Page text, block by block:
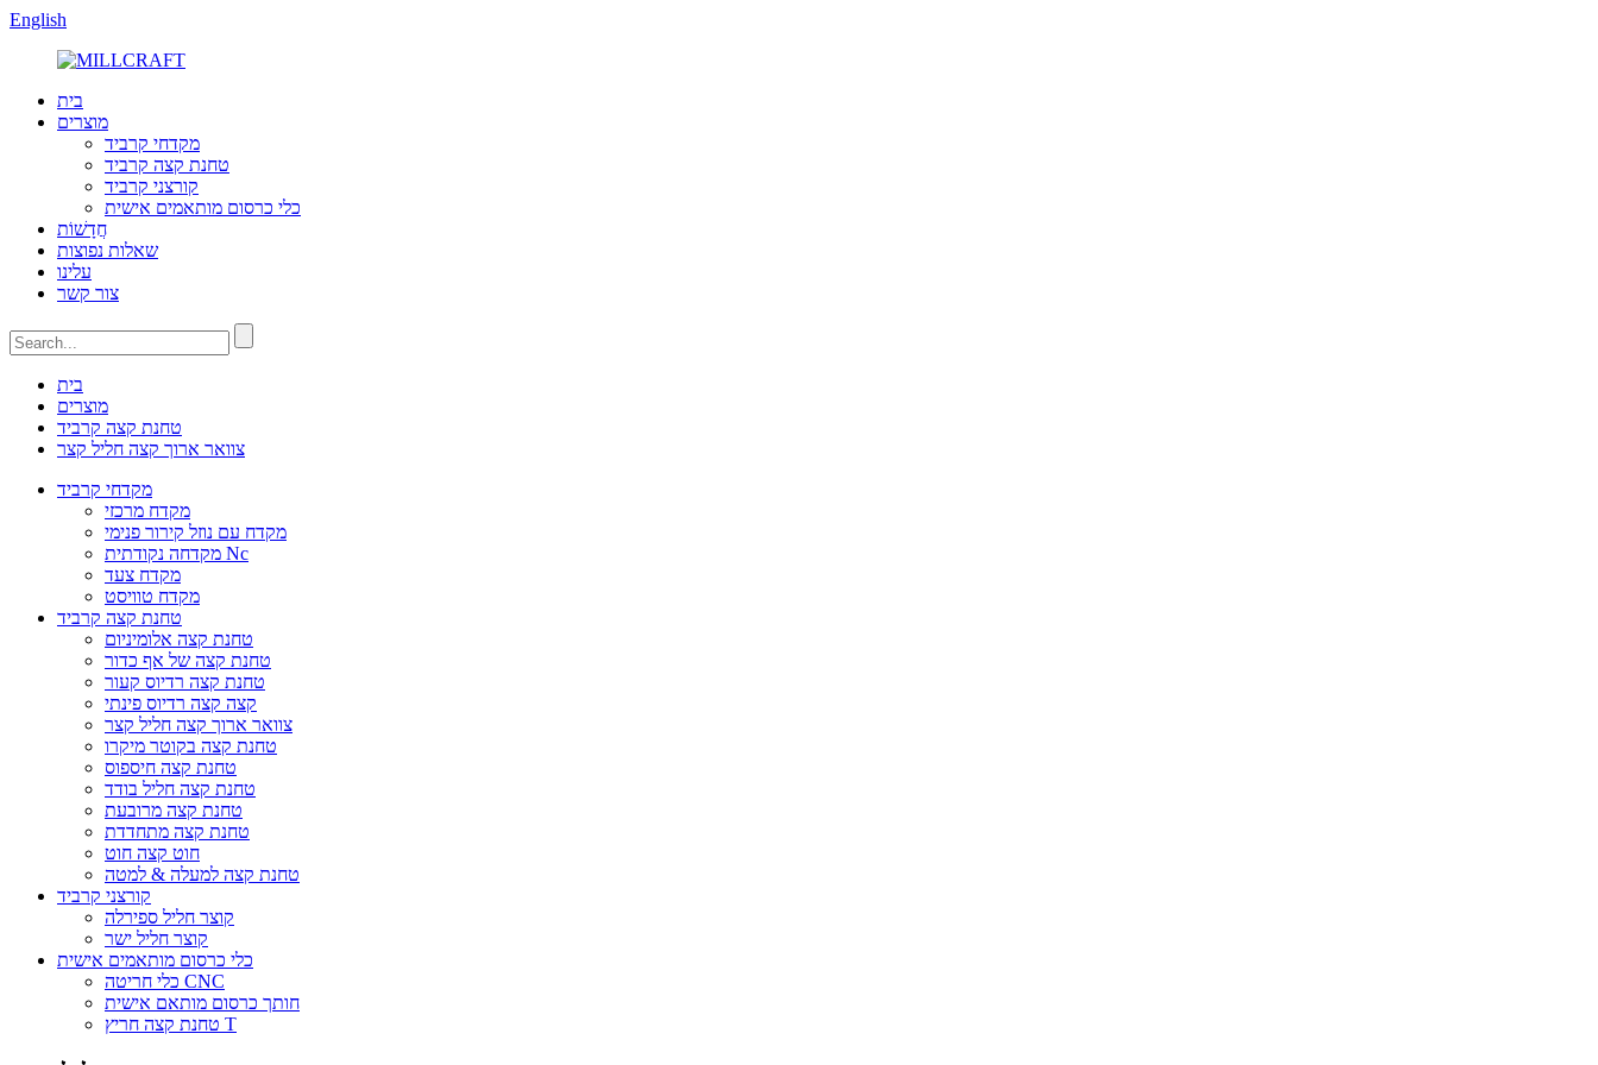
English
בית
מוצרים
מקדחי קרביד
טחנת קצה קרביד
קורצני קרביד
כלי כרסום מותאמים אישית
חֲדָשׁוֹת
שאלות נפוצות
עלינו
צור קשר
בית
מוצרים
טחנת קצה קרביד
צוואר ארוך קצה חליל קצר
מקדחי קרביד
מקדח מרכזי
מקדח עם נוזל קירור פנימי
מקדחה נקודתית Nc
מקדח צעד
מקדח טוויסט
טחנת קצה קרביד
טחנת קצה אלומיניום
טחנת קצה של אף כדור
טחנת קצה רדיוס קעור
קצה קצה רדיוס פינתי
צוואר ארוך קצה חליל קצר
טחנת קצה בקוטר מיקרו
טחנת קצה חיספוס
טחנת קצה חליל בודד
טחנת קצה מרובעת
טחנת קצה מתחדדת
חוט קצה חוט
טחנת קצה למעלה & למטה
קורצני קרביד
קוצר חליל ספירלה
קוצר חליל ישר
כלי כרסום מותאמים אישית
כלי חריטה CNC
חותך כרסום מותאם אישית
טחנת קצה חריץ T